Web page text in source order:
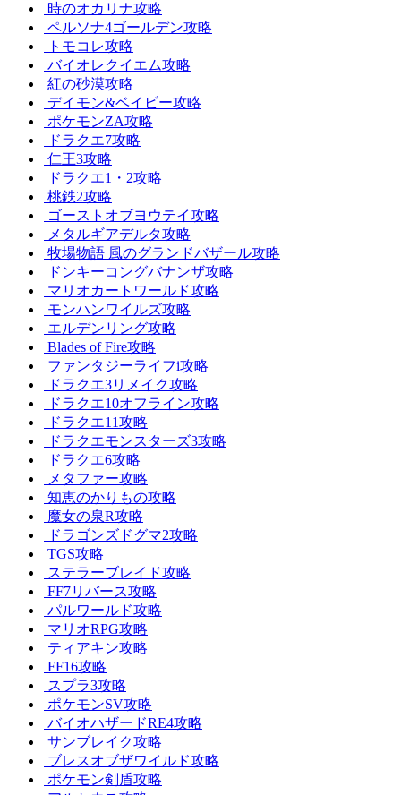
時のオカリナ攻略
ペルソナ4ゴールデン攻略
トモコレ攻略
バイオレクイエム攻略
紅の砂漠攻略
デイモン&ベイビー攻略
ポケモンZA攻略
ドラクエ7攻略
仁王3攻略
ドラクエ1・2攻略
桃鉄2攻略
ゴーストオブヨウテイ攻略
メタルギアデルタ攻略
牧場物語 風のグランドバザール攻略
ドンキーコングバナンザ攻略
マリオカートワールド攻略
モンハンワイルズ攻略
エルデンリング攻略
Blades of Fire攻略
ファンタジーライフi攻略
ドラクエ3リメイク攻略
ドラクエ10オフライン攻略
ドラクエ11攻略
ドラクエモンスターズ3攻略
ドラクエ6攻略
メタファー攻略
知恵のかりもの攻略
魔女の泉R攻略
ドラゴンズドグマ2攻略
TGS攻略
ステラーブレイド攻略
FF7リバース攻略
パルワールド攻略
マリオRPG攻略
ティアキン攻略
FF16攻略
スプラ3攻略
ポケモンSV攻略
バイオハザードRE4攻略
サンブレイク攻略
ブレスオブザワイルド攻略
ポケモン剣盾攻略